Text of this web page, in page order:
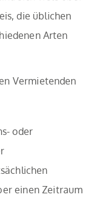
die üblichen
Arten
Vermietenden
oder
einen Zeitraum